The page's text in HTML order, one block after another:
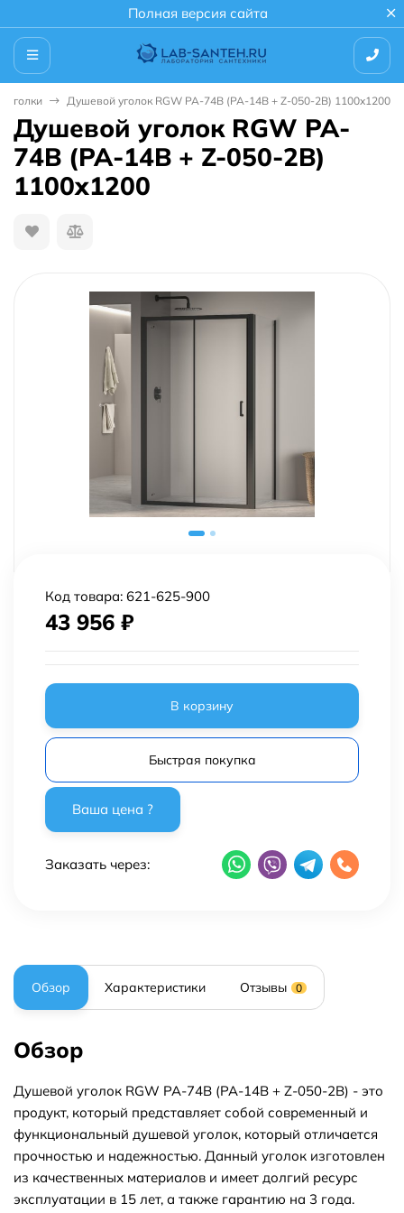
Полная версия сайта
уголки Душевой уголок RGW PA-74B (PA-14B + Z-050-2B) 1100x1200
Душевой уголок RGW PA-
74B (PA-14B + Z-050-2B)
1100x1200
Код товара: 621-625-900
43 956 ₽
В корзину
Быстрая покупка
Заказать через:
Обзор Характеристики Отзывы 0
Обзор
Душевой уголок RGW PA-74B (PA-14B + Z-050-2B) - это
продукт, который представляет собой современный и
функциональный душевой уголок, который отличается
прочностью и надежностью. Данный уголок изготовлен
из качественных материалов и имеет долгий ресурс
эксплуатации в 15 лет, а также гарантию на 3 года.